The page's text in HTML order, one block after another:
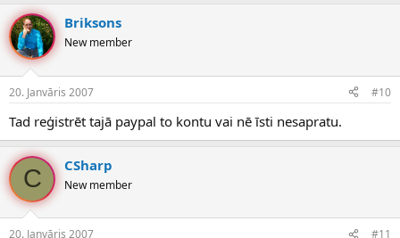
Briksons
New member
20. Janvāris 2007 #10
Tad reģistrēt tajā paypal to kontu vai nē īsti nesapratu.
C CSharp
New member
20. Janvāris 2007 #11